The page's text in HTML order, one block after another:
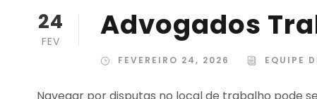
24
FEV Advogados
FEVEREIRO 24, 2026 EQUIPE